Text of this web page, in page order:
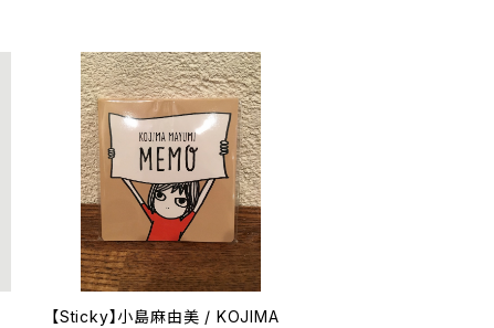
【Sticky】小島麻由美 / KOJIMA